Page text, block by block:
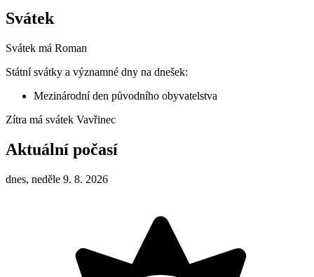
Svátek
Svátek má Roman
Státní svátky a významné dny na dnešek:
Mezinárodní den původního obyvatelstva
Zítra má svátek Vavřinec
Aktuální počasí
dnes, neděle 9. 8. 2026